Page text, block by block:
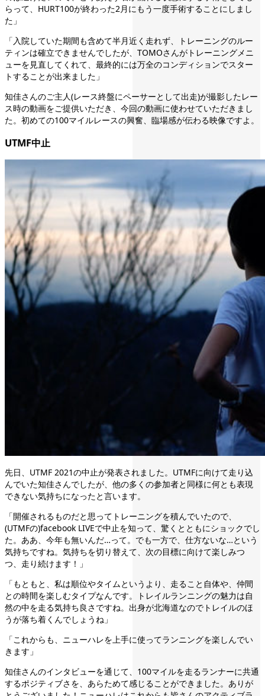
らって、HURT100が終わった2月にもう一度手術することにしまし
た」
「入院していた期間も含めて半月近く走れず、トレーニングのルー
ティンは確立できませんでしたが、TOMOさんがトレーニングメニ
ューを見直してくれて、最終的には万全のコンディションでスター
トすることが出来ました」
知佳さんのご主人(レース終盤にペーサーとして出走)が撮影したレー
ス時の動画をご提供いただき、今回の動画に使わせていただきまし
た。初めての100マイルレースの興奮、臨場感が伝わる映像ですよ。
UTMF中止
先日、UTMF 2021の中止が発表されました。UTMFに向けて走り込
んでいた知佳さんでしたが、他の多くの参加者と同様に何とも表現
できない気持ちになったと言います。
「開催されるものだと思ってトレーニングを積んでいたので、
(UTMFの)facebook LIVEで中止を知って、驚くとともにショックでし
た。ああ、今年も無いんだ…って。でも一方で、仕方ないな…という
気持ちですね。気持ちを切り替えて、次の目標に向けて楽しみつ
つ、走り続けます！」
「もともと、私は順位やタイムというより、走ること自体や、仲間
との時間を楽しむタイプなんです。トレイルランニングの魅力は自
然の中を走る気持ち良さですね。出身が北海道なのでトレイルのほ
うが落ち着くんでしょうね」
「これからも、ニューハレを上手に使ってランニングを楽しんでい
きます」
知佳さんのインタビューを通じて、100マイルを走るランナーに共通
するポジティブさを、あらためて感じることができました。ありが